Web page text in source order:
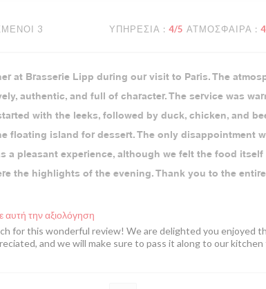
3 ΥΠΗΡΕΣΊΑ : 4/5 ΑΤΜΌΣΦΑΙΡΑ : 4
at Brasserie Lipp during our visit to Paris. The
authentic, and full of character. The service was
with the leeks, followed by duck, chicken, and
floating island for dessert. The only disappointment
a pleasant experience, although we felt the food
the highlights of the evening. Thank you to the
αυτή την αξιολόγηση
for this wonderful review! We are delighted you enjoyed
and we will make sure to pass it along to our